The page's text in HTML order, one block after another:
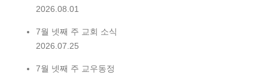
2026.08.01
7월 넷째 주 교회 소식
2026.07.25
7월 넷째 주 교우동정